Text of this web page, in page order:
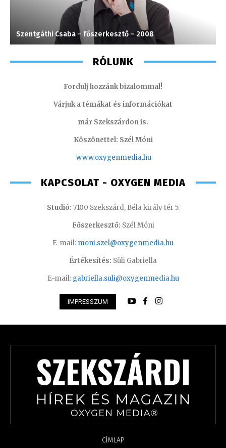
Szentgáthi Csaba – főszerkesztő – 2008
RÓLUNK
Fordulj hozzánk bizalommal!
Várjuk a témákat és információkat
már Szekszárdon is.
Köszönettel: Szél Móni
www.oxygenmedia.hu
KAPCSOLAT - OXYGEN MEDIA
Studió: 7100 Szekszárd, Béla király tér 5.
Főszerkesztő: Szél Móni
E-mail: moni.szel@oxygenmedia.hu
Értékesítés: Süli Gabriella
E-mail: gabriella.suli@oxygenmedia.hu
IMPRESSZUM
CÍMLAP